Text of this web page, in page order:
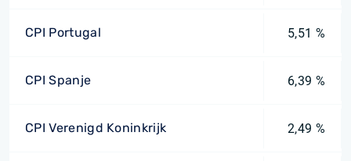
CPI Portugal 5,51 %
CPI Spanje 6,39 %
CPI Verenigd Koninkrijk 2,49 %